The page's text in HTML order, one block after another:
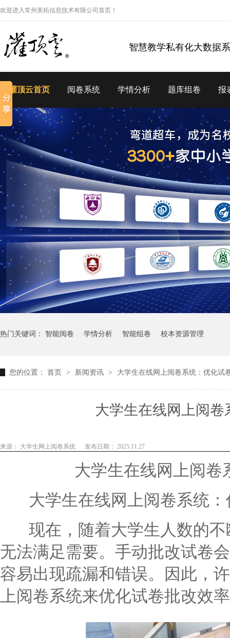
欢迎进入常州美拓信息技术有限公司首页！
智慧教学私有化大数据
灌顶云首页 阅卷系统 学情分析 题库组卷 报
热门关键词： 智能阅卷 学情分析 智能组卷 校本资源管理
您的位置： 首页 > 新闻资讯 > 大学生在线网上阅卷系统：优化试
大学生在线网上阅
来源： 大学生网上阅卷系统 发布日期： 2025.11.27
大学生在线网上阅卷
大学生在线网上阅卷系统：
现在，随着大学生人数的不
无法满足需要。手动批改试卷
容易出现疏漏和错误。因此，
上阅卷系统来优化试卷批改效